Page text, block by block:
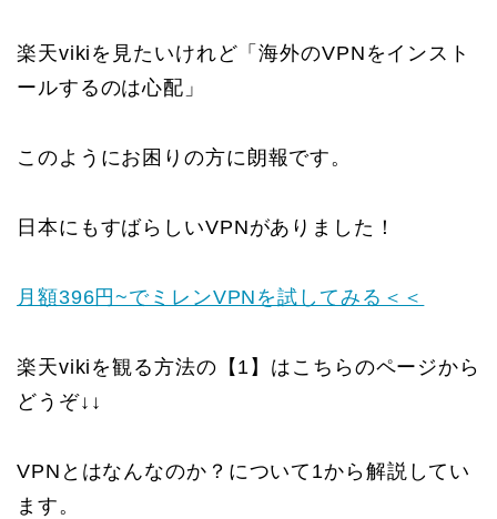
楽天vikiを見たいけれど「海外のVPNをインスト
ールするのは心配」
このようにお困りの方に朗報です。
日本にもすばらしいVPNがありました！
月額396円~でミレンVPNを試してみる＜＜
楽天vikiを観る方法の【1】はこちらのページから
どうぞ↓↓
VPNとはなんなのか？について1から解説してい
ます。